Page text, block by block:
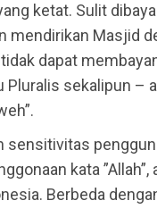
ketat. Sulit
mendirikan Masjid
dapat
Pluralis sekalipun –
sensitivitas
kata
Berbeda